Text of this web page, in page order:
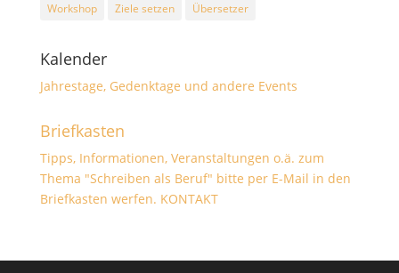
Workshop
Ziele setzen Übersetzer
Kalender
Jahrestage, Gedenktage und andere Events
Briefkasten
Tipps, Informationen, Veranstaltungen o.ä. zum
Thema "Schreiben als Beruf" bitte per E-Mail in den
Briefkasten werfen. KONTAKT